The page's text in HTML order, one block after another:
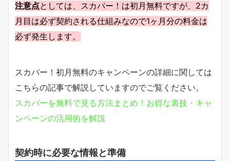
注意点としては、スカパー！は初月無料ですが、2カ
月目は必ず契約される仕組みなので1ヶ月分の料金は
必ず発生します。
スカパー！初月無料のキャンペーンの詳細に関しては
こちらの記事で解説していますのでご覧ください。
スカパーを無料で見る方法まとめ！お得な裏技・キャ
ンペーンの活用術を解説
契約時に必要な情報と準備